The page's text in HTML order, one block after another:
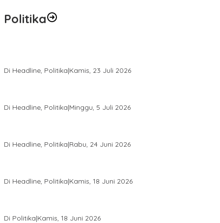
Politika
Di Headline, Politika|Kamis, 23 Juli 2026
Di Headline, Politika|Minggu, 5 Juli 2026
Di Headline, Politika|Rabu, 24 Juni 2026
Di Headline, Politika|Kamis, 18 Juni 2026
Di Politika|Kamis, 18 Juni 2026